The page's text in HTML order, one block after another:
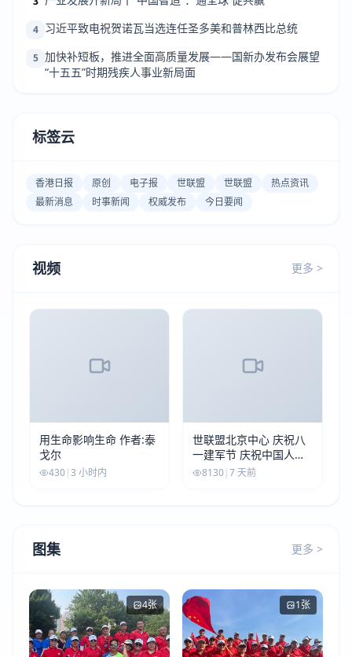
4 习近平致电祝贺诺瓦当选连任圣多美和普林西比总统
5 加快补短板，推进全面高质量发展——国新办发布会展望
“十五五”时期残疾人事业新局面
标签云
香港日报 原创 电子报 世联盟 世联盟
热点资讯
最新消息
时事新闻 权威发布 今日要闻
视频 更多 >
用生命影响生命 作者:泰
戈尔
430|3 小时内
世联盟北京中心 庆祝八
一建军节 庆祝中国人民
解放军建军99周年
8130|7 天前
图集 更多 >
4张 1张